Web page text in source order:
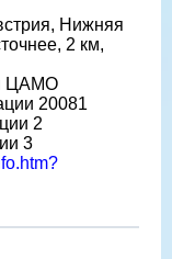
Нижняя
2 км,
ЦАМО
20081
2
3